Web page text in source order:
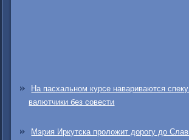
На пасхальном курсе навариваются
валютчики без совести
Мэрия Иркутска проложит дорогу до